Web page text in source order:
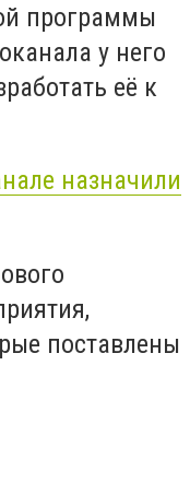
программы
у него
её к
назначили
поставлены